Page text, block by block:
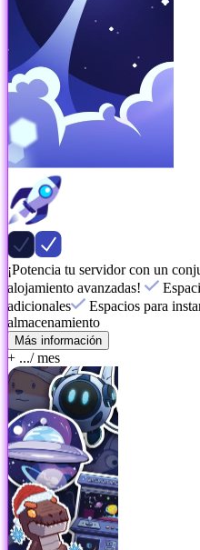
¡Potencia tu servidor con un
alojamiento avanzadas!
adicionales
Espacios para
almacenamiento
Más información
+ .../ mes